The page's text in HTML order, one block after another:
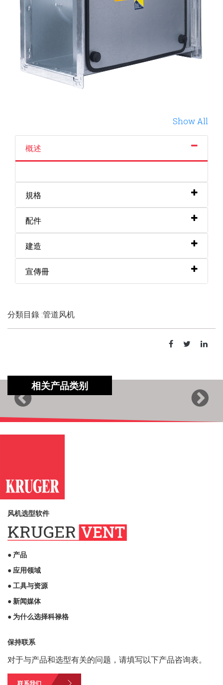
Show All
概述
規格
配件
建造
宣傳冊
分類目錄 :管道风机
相关产品类别
Previous Next
风机选型软件
● 产品
● 应用领域
● 工具与资源
● 新闻媒体
● 为什么选择科禄格
保持联系
对于与产品和选型有关的问题，请填写以下产品咨询表。
联系我们